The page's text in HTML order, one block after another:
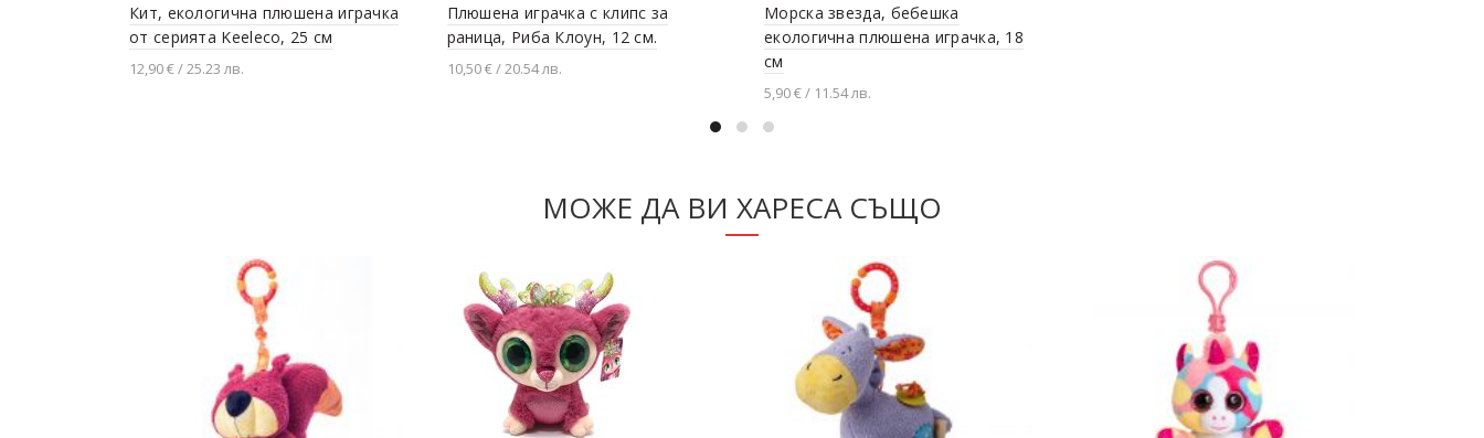
Кит, екологична плюшена играчка
от серията Keeleco, 25 см
12,90 € / 25.23 лв.
Плюшена играчка с клипс за
раница, Риба Клоун, 12 см.
10,50 € / 20.54 лв.
Морска звезда, бебешка
екологична плюшена играчка, 18
см
5,90 € / 11.54 лв.
МОЖЕ ДА ВИ ХАРЕСА СЪЩО